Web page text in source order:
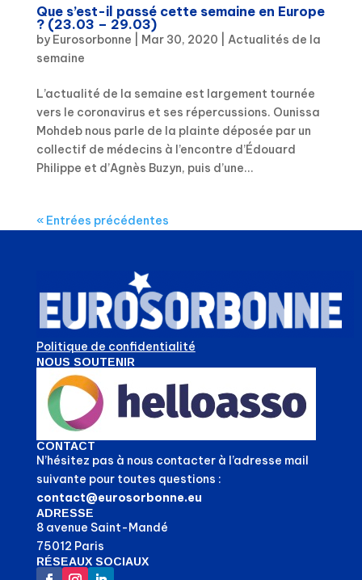
Que s’est-il passé cette semaine en Europe
? (23.03 – 29.03)
by Eurosorbonne Mar 30, 2020
Actualités de la
semaine
L’actualité de la semaine est largement tournée
vers le coronavirus et ses répercussions. Ounissa
Mohdeb nous parle de la plainte déposée par un
collectif de médecins à l’encontre d’Édouard
Philippe et d’Agnès Buzyn, puis d’une...
« Entrées précédentes
Politique de confidentialité
NOUS SOUTENIR
CONTACT
N’hésitez pas à nous contacter à l’adresse mail
suivante pour toutes questions :
contact@eurosorbonne.eu
ADRESSE
8 avenue Saint-Mandé
75012 Paris
RÉSEAUX SOCIAUX